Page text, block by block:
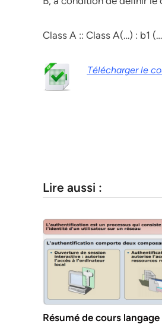
Class A :: Class A(…) : b1
Télécharger le
Lire aussi :
Résumé de cours langage